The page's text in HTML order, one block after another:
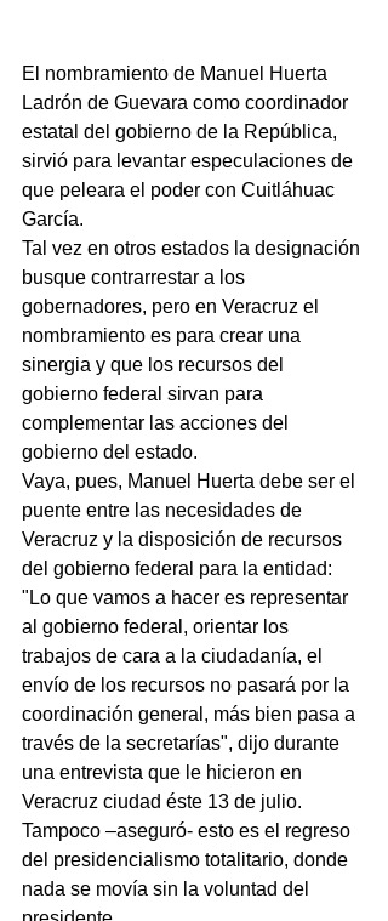
El nombramiento de Manuel Huerta
Ladrón de Guevara como coordinador
estatal del gobierno de la República,
sirvió para levantar especulaciones de
que peleara el poder con Cuitláhuac
García.
Tal vez en otros estados la designación
busque contrarrestar a los
gobernadores, pero en Veracruz el
nombramiento es para crear una
sinergia y que los recursos del
gobierno federal sirvan para
complementar las acciones del
gobierno del estado.
Vaya, pues, Manuel Huerta debe ser el
puente entre las necesidades de
Veracruz y la disposición de recursos
del gobierno federal para la entidad:
"Lo que vamos a hacer es representar
al gobierno federal, orientar los
trabajos de cara a la ciudadanía, el
envío de los recursos no pasará por la
coordinación general, más bien pasa a
través de la secretarías", dijo durante
una entrevista que le hicieron en
Veracruz ciudad éste 13 de julio.
Tampoco –aseguró- esto es el regreso
del presidencialismo totalitario, donde
nada se movía sin la voluntad del